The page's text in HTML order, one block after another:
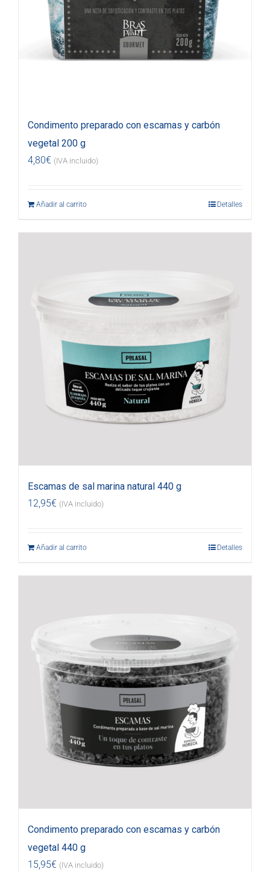
Condimento preparado con escamas y carbón
vegetal 200 g
4,80€ (IVA incluido)
Añadir al carrito Detalles
Escamas de sal marina natural 440 g
12,95€ (IVA incluido)
Añadir al carrito Detalles
Condimento preparado con escamas y carbón
vegetal 440 g
15,95€ (IVA incluido)